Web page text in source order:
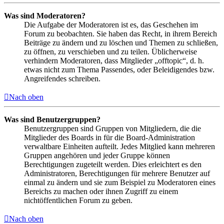
Was sind Moderatoren?
Die Aufgabe der Moderatoren ist es, das Geschehen im
Forum zu beobachten. Sie haben das Recht, in ihrem Bereich
Beiträge zu ändern und zu löschen und Themen zu schließen,
zu öffnen, zu verschieben und zu teilen. Üblicherweise
verhindern Moderatoren, dass Mitglieder „offtopic“, d. h.
etwas nicht zum Thema Passendes, oder Beleidigendes bzw.
Angreifendes schreiben.
Nach oben
Was sind Benutzergruppen?
Benutzergruppen sind Gruppen von Mitgliedern, die die
Mitglieder des Boards in für die Board-Administration
verwaltbare Einheiten aufteilt. Jedes Mitglied kann mehreren
Gruppen angehören und jeder Gruppe können
Berechtigungen zugeteilt werden. Dies erleichtert es den
Administratoren, Berechtigungen für mehrere Benutzer auf
einmal zu ändern und sie zum Beispiel zu Moderatoren eines
Bereichs zu machen oder ihnen Zugriff zu einem
nichtöffentlichen Forum zu geben.
Nach oben